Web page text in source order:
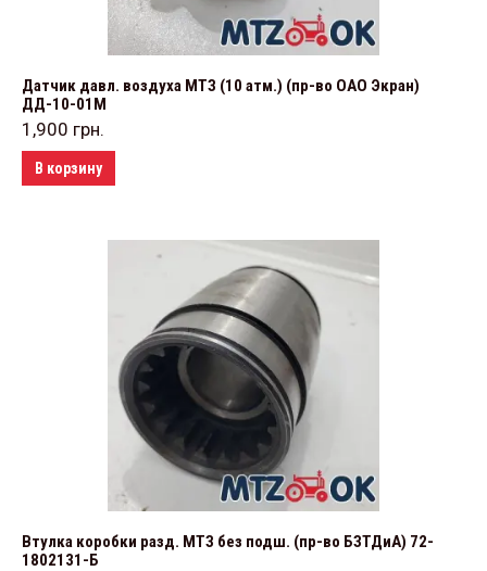
Датчик давл. воздуха МТЗ (10 атм.) (пр-во ОАО Экран)
ДД-10-01М
1,900 грн.
В корзину
Втулка коробки разд. МТЗ без подш. (пр-во БЗТДиА) 72-
1802131-Б